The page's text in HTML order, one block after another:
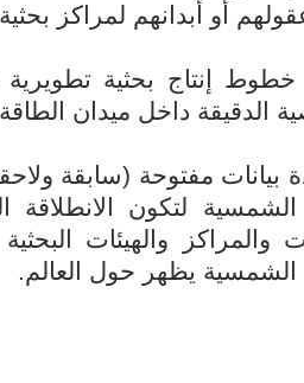
أو أبدانهم لمراكز
خطوط إنتاج بحثية
الدقيقة داخل ميدان
بيانات مفتوحة (سابقة
الشمسية لتكون
والمراكز والهيئات
الشمسية يظهر حول العالم.